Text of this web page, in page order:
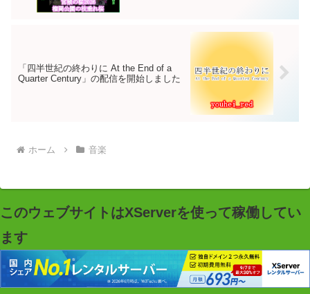
「四半世紀の終わりに At the End of a
Quarter Century」の配信を開始しました
ホーム 音楽
このウェブサイトはXServerを使って稼働してい
ます